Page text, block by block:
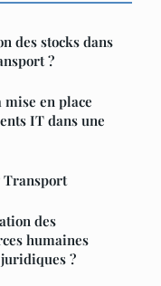
des stocks dans
?
en place
IT dans une
Transport
des
humaines
?